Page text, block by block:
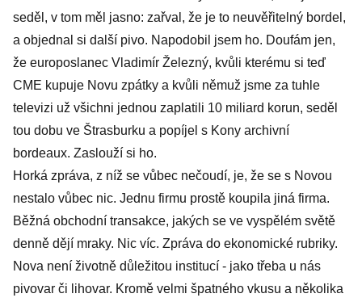
seděl, v tom měl jasno: zařval, že je to neuvěřitelný bordel,
a objednal si další pivo. Napodobil jsem ho. Doufám jen,
že europoslanec Vladimír Železný, kvůli kterému si teď
CME kupuje Novu zpátky a kvůli němuž jsme za tuhle
televizi už všichni jednou zaplatili 10 miliard korun, seděl
tou dobu ve Štrasburku a popíjel s Kony archivní
bordeaux. Zaslouží si ho.
Horká zpráva, z níž se vůbec nečoudí, je, že se s Novou
nestalo vůbec nic. Jednu firmu prostě koupila jiná firma.
Běžná obchodní transakce, jakých se ve vyspělém světě
denně dějí mraky. Nic víc. Zpráva do ekonomické rubriky.
Nova není životně důležitou institucí - jako třeba u nás
pivovar či lihovar. Kromě velmi špatného vkusu a několika